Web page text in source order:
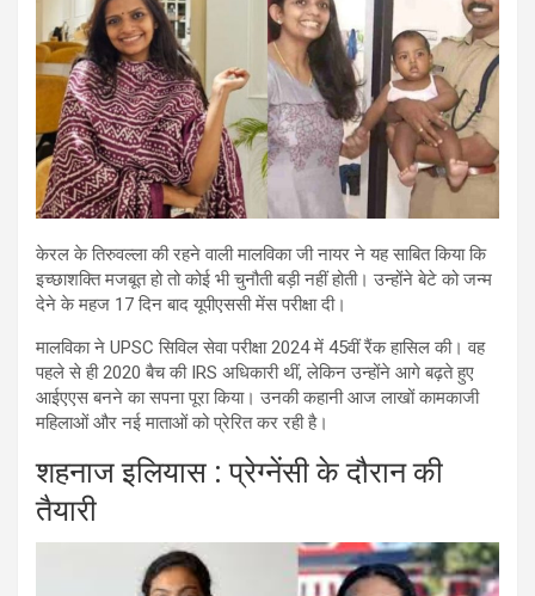
केरल के तिरुवल्ला की रहने वाली मालविका जी नायर ने यह साबित किया कि
इच्छाशक्ति मजबूत हो तो कोई भी चुनौती बड़ी नहीं होती। उन्होंने बेटे को जन्म
देने के महज 17 दिन बाद यूपीएससी मेंस परीक्षा दी।
मालविका ने UPSC सिविल सेवा परीक्षा 2024 में 45वीं रैंक हासिल की। वह
पहले से ही 2020 बैच की IRS अधिकारी थीं, लेकिन उन्होंने आगे बढ़ते हुए
आईएएस बनने का सपना पूरा किया। उनकी कहानी आज लाखों कामकाजी
महिलाओं और नई माताओं को प्रेरित कर रही है।
शहनाज इलियास : प्रेग्नेंसी के दौरान की
तैयारी